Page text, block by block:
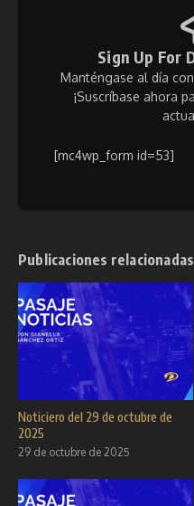
Sign Up For
Manténgase al día
¡Suscríbase ahora
[mc4wp_form id=53]
Publicaciones relacionadas
Noticiero del 29 de octubre de
2025
29 de octubre de 2025